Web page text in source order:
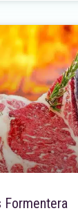
Formentera